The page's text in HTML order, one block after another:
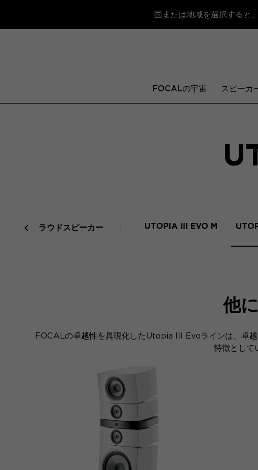
国または地域を選択すると
FOCALの宇宙 スピーカ
ラウドスピーカー UTOPIA III EVO M
他
FOCALの卓越性を具現化したUtopia III Evoラインは、卓
特徴として